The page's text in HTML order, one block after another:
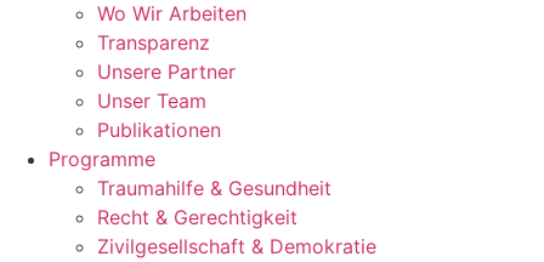
Wo Wir Arbeiten
Transparenz
Unsere Partner
Unser Team
Publikationen
Programme
Traumahilfe & Gesundheit
Recht & Gerechtigkeit
Zivilgesellschaft & Demokratie